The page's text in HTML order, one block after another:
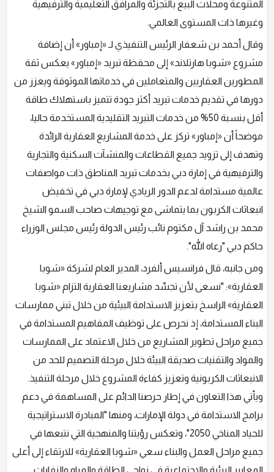
المتنوعة ومحلات البيع بالتجزئة والمرافق التعليمية والترفيهية
وغيرها ذات المستوى العالمي.
وقال أحمد بن شعفار الرئيس التنفيذي لـ «إمباور» أن إضافة
مشروع «شوبا هارتلاند» إلى محفظة تبريد «إمباور» يعكس ثقة
المطورين العقاريين والمتعاملين في خدماتها الموثوقة ويعزز من
دورها في تقديم خدمات تبريد أكثر جودة تتميز باستهلاك طاقة
أقل بنسبة 50% من خدمات التبريد التقليدية المستخدمة حاليا،
موضحاً أن «إمباور» تركز على خدمة المشاريع العقارية الرائدة
وتهدف إلى تزويد جميع القطاعات والمنشآت السكنية والتجارية
والترفيهية في إمارة دبي بخدمات تبريد المناطق ذات مواصفات
عالمية مستدامة لدعم الدور الريادي لإمارة دبي في تخفيض
انبعاثات الكربون بما يتماشى مع توجيهات صاحب السمو الشيخ
محمد بن راشد آل مكتوم نائب رئيس الدولة رئيس مجلس الوزراء
حاكم دبي "رعاه الله".
ومن جانبه، قال فرانسيس ألفرد، المدير العام لشركة «شوبا
العقارية»: "نسعى لأن تجسِّد مشاريعنا العقارية التزام «شوبا
العقارية» الراسخ بتعزيز الاستدامة البيئية من خلال تبني ممارسات
البناء المستدامة، إذ نحرص على توظيف المفاهيم المستدامة في
جميع مراحل تطوير المشاريع من خلال الاعتماد على الممارسات
والمواد والتقنيات صديقة البيئة خلال مرحلة التصميم للحد من
الانبعاثات الكربونية وتعزيز كفاءة المشروع خلال مرحلة التنفيذ.
ويأتي هذا التعاون في إطار حرصنا الدائم على المساهمة في دعم
برامج الاستدامة في دولة الإمارات، ومنها "المبادرة الاستراتيجية
للحياد المناخي 2050"، وتعكس رؤيتنا والمنهجية التي نتبعها في
جميع مراحل العمل والبناء سعي «شوبا العقارية» للارتقاء إلى أعلى